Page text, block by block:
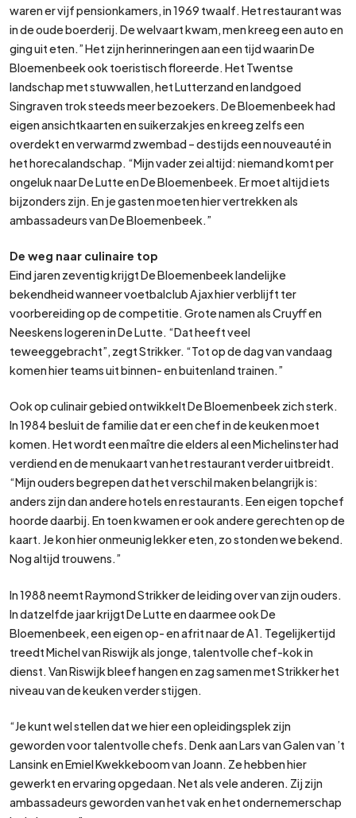
waren er vijf pensionkamers, in 1969 twaalf. Het restaurant was
in de oude boerderij. De welvaart kwam, men kreeg een auto en
ging uit eten.” Het zijn herinneringen aan een tijd waarin De
Bloemenbeek ook toeristisch floreerde. Het Twentse
landschap met stuwwallen, het Lutterzand en landgoed
Singraven trok steeds meer bezoekers. De Bloemenbeek had
eigen ansichtkaarten en suikerzakjes en kreeg zelfs een
overdekt en verwarmd zwembad – destijds een nouveauté in
het horecalandschap. “Mijn vader zei altijd: niemand komt per
ongeluk naar De Lutte en De Bloemenbeek. Er moet altijd iets
bijzonders zijn. En je gasten moeten hier vertrekken als
ambassadeurs van De Bloemenbeek.”
De weg naar culinaire top
Eind jaren zeventig krijgt De Bloemenbeek landelijke
bekendheid wanneer voetbalclub Ajax hier verblijft ter
voorbereiding op de competitie. Grote namen als Cruyff en
Neeskens logeren in De Lutte. “Dat heeft veel
teweeggebracht”, zegt Strikker. “Tot op de dag van vandaag
komen hier teams uit binnen- en buitenland trainen.”
Ook op culinair gebied ontwikkelt De Bloemenbeek zich sterk.
In 1984 besluit de familie dat er een chef in de keuken moet
komen. Het wordt een maître die elders al een Michelinster had
verdiend en de menukaart van het restaurant verder uitbreidt.
“Mijn ouders begrepen dat het verschil maken belangrijk is:
anders zijn dan andere hotels en restaurants. Een eigen topchef
hoorde daarbij. En toen kwamen er ook andere gerechten op de
kaart. Je kon hier onmeunig lekker eten, zo stonden we bekend.
Nog altijd trouwens.”
In 1988 neemt Raymond Strikker de leiding over van zijn ouders.
In datzelfde jaar krijgt De Lutte en daarmee ook De
Bloemenbeek, een eigen op- en afrit naar de A1. Tegelijkertijd
treedt Michel van Riswijk als jonge, talentvolle chef-kok in
dienst. Van Riswijk bleef hangen en zag samen met Strikker het
niveau van de keuken verder stijgen.
“Je kunt wel stellen dat we hier een opleidingsplek zijn
geworden voor talentvolle chefs. Denk aan Lars van Galen van ’t
Lansink en Emiel Kwekkeboom van Joann. Ze hebben hier
gewerkt en ervaring opgedaan. Net als vele anderen. Zij zijn
ambassadeurs geworden van het vak en het ondernemerschap